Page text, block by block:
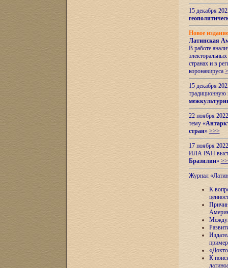
15 декабря
Новое
Латинская
В работе
странах и в
коронавируса
15 декабря
22 ноября
тему «
стран» >>>
17 ноября
ИЛА РАН
Бразилии»
Журнал
К
К